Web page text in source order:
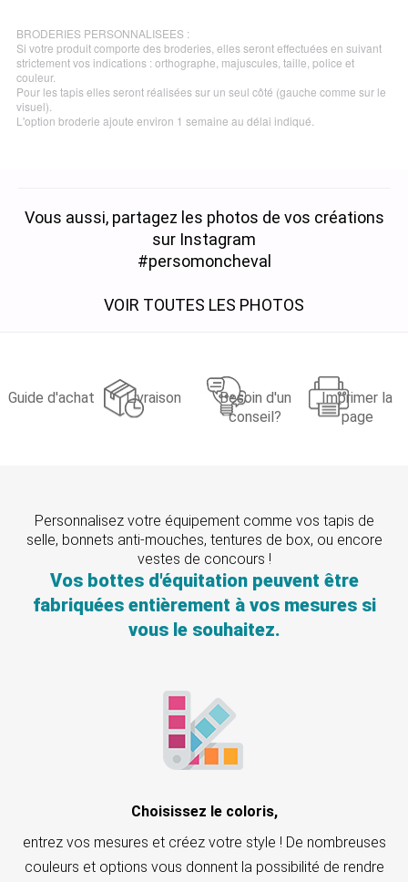
BRODERIES PERSONNALISEES :
Si votre produit comporte des broderies, elles seront effectuées en suivant
strictement vos indications : orthographe, majuscules, taille, police et
couleur.
Pour les tapis elles seront réalisées sur un seul côté (gauche comme sur le
visuel).
L'option broderie ajoute environ 1 semaine au délai indiqué.
Vous aussi, partagez les photos de vos créations
sur Instagram
#persomoncheval
VOIR TOUTES LES PHOTOS
Guide d'achat Livraison
Besoin d'un
conseil?
Imprimer la
page
Personnalisez votre équipement comme vos tapis de
selle, bonnets anti-mouches, tentures de box, ou encore
vestes de concours !
Vos bottes d'équitation peuvent être
fabriquées entièrement à vos mesures si
vous le souhaitez.
Choisissez le coloris,
entrez vos mesures et créez votre style ! De nombreuses
couleurs et options vous donnent la possibilité de rendre